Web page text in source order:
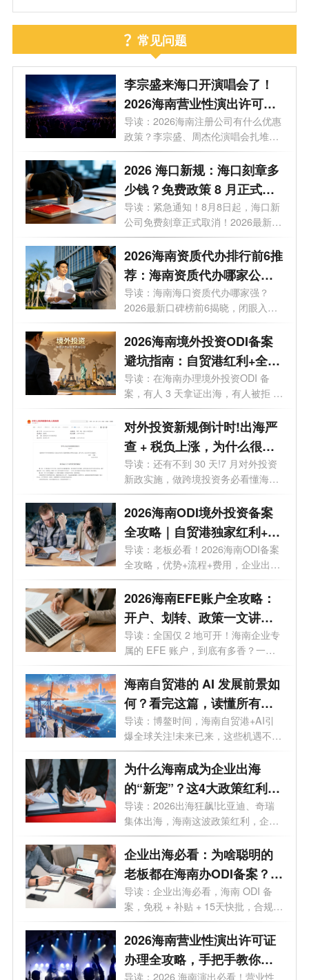
常见问题
李宗盛来海口开演唱会了！
2026海南营业性演出许可证
怎么办理？一文看懂海南演
艺补贴申报合规全流程
导读：2026海南注册公司有什么优惠
政策？李宗盛、周杰伦演唱会扎堆，
揭秘...
2026 海口新规：海口刻章多
少钱？免费政策 8 月正式取
消
导读：紧急通知！8月8日起，海口新
公司免费刻章正式取消！2026最新政
策，海...
2026海南资质代办排行前6推
荐：海南资质代办哪家公司
好？
导读：海南海口资质代办哪家强？
2026最新口碑榜前6揭晓，闭眼入。
你想在海...
2026海南境外投资ODI备案
避坑指南：自贸港红利+全流
程实操，28个问题一次讲透
导读：在海南办理境外投资ODI 备
案，有人 3 天拿证出海，有人被拒 5
次？28 ...
对外投资新规倒计时!出海严
查 + 税负上涨，为什么很多
老板都把 ODI备案落在海
南？
导读：还有不到 30 天!7 月对外投资
新政实施，做跨境投资务必看懂海南
政策...
2026海南ODI境外投资备案
全攻略｜自贸港独家红利+流
程+费用+靠谱机构
导读：老板必看！2026海南ODI备案
全攻略，优势+流程+费用，企业出海
看这一篇...
2026海南EFE账户全攻略：
开户、划转、政策一文讲
透，外贸老板必看
导读：全国仅 2 地可开！海南企业专
属的 EFE 账户，到底有多香？一文
讲透。...
海南自贸港的 AI 发展前景如
何？看完这篇，读懂所有机
遇
导读：博鳌时间，海南自贸港+AI引
爆全球关注!未来已来，这些机遇不容
错过...
为什么海南成为企业出海
的“新宠”？这4大政策红利
90%老板不知道
导读：2026出海狂飙!比亚迪、奇瑞
集体出海，海南这波政策红利，企业
老板再...
企业出海必看：为啥聪明的
老板都在海南办ODI备案？这
5大红利太香
导读：企业出海必看，海南 ODI 备
案，免税 + 补贴 + 15天快批，合规出
海一步...
2026海南营业性演出许可证
办理全攻略，手把手教你避
导读：2026 海南演出必看！营业性